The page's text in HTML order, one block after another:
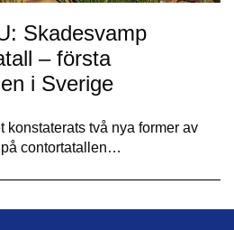
Skadesvamp
– första
i Sverige
konstaterats två nya former av
contortatallen…